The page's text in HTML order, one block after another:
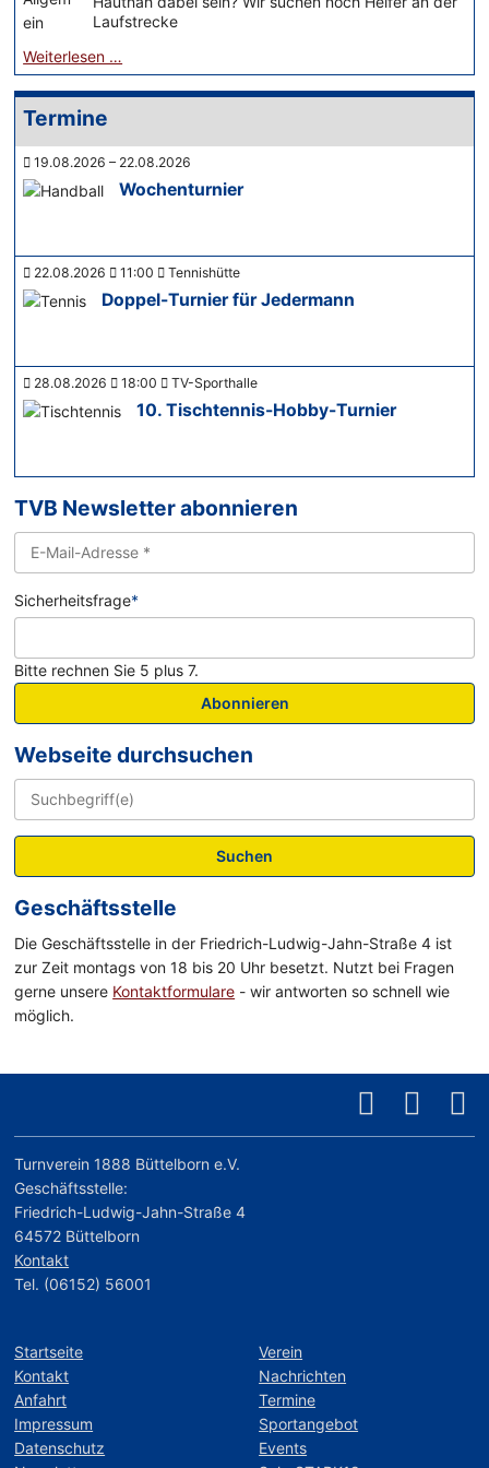
Laufstrecke
Weiterlesen …
Termine
19.08.2026 – 22.08.2026
Wochenturnier
22.08.2026 11:00 Tennishütte
Doppel-Turnier für Jedermann
28.08.2026 18:00 TV-Sporthalle
10. Tischtennis-Hobby-Turnier
TVB Newsletter abonnieren
Sicherheitsfrage*
Bitte rechnen Sie 5 plus 7.
Abonnieren
Webseite durchsuchen
Suchen
Geschäftsstelle
Die Geschäftsstelle in der Friedrich-Ludwig-Jahn-Straße 4 ist
zur Zeit montags von 18 bis 20 Uhr besetzt. Nutzt bei Fragen
gerne unsere Kontaktformulare - wir antworten so schnell wie
möglich.
Turnverein 1888 Büttelborn e.V.
Geschäftsstelle:
Friedrich-Ludwig-Jahn-Straße 4
64572 Büttelborn
Kontakt
Tel. (06152) 56001
Startseite
Kontakt
Anfahrt
Impressum
Datenschutz
Verein
Nachrichten
Termine
Sportangebot
Events